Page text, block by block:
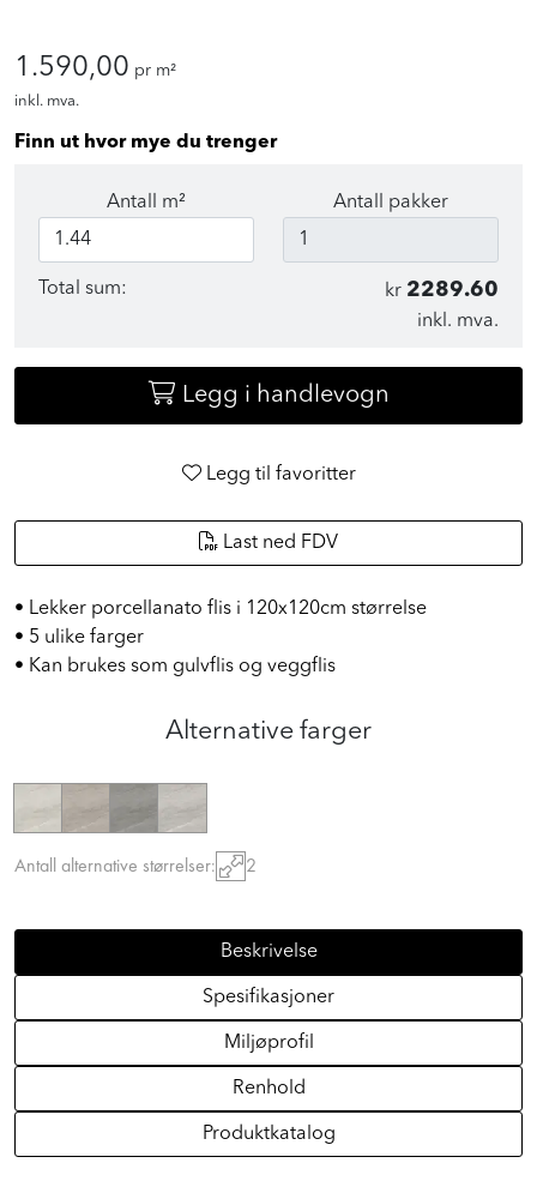
1.590,00 pr m²
inkl. mva.
Finn ut hvor mye du trenger
Antall m² Antall pakker
Total sum: kr 2289.60
inkl. mva.
Legg i handlevogn
Legg til favoritter
Last ned FDV
• Lekker porcellanato flis i 120x120cm størrelse
• 5 ulike farger
• Kan brukes som gulvflis og veggflis
Alternative farger
Antall alternative størrelser: 2
Beskrivelse
Spesifikasjoner
Miljøprofil
Renhold
Produktkatalog